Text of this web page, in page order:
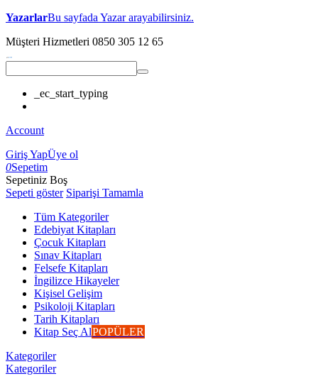
YazarlarBu sayfada Yazar arayabilirsiniz.
Müşteri Hizmetleri 0850 305 12 65
_ec_start_typing
Account
Giriş YapÜye ol
0Sepetim
Sepetiniz Boş
Sepeti göster Siparişi Tamamla
Tüm Kategoriler
Edebiyat Kitapları
Çocuk Kitapları
Sınav Kitapları
Felsefe Kitapları
İngilizce Hikayeler
Kişisel Gelişim
Psikoloji Kitapları
Tarih Kitapları
Kitap Seç AlPOPÜLER
Kategoriler
Kategoriler